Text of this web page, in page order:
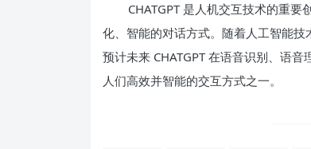
CHATGPT 是人机交互技术的重
化、智能的对话方式。随着人工智能技
预计未来 CHATGPT 在语音识别、语
人们高效并智能的交互方式之一。